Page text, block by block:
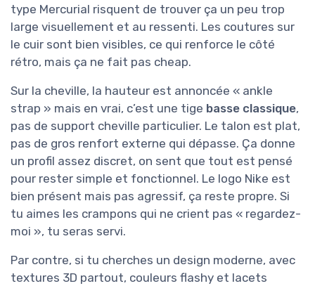
type Mercurial risquent de trouver ça un peu trop
large visuellement et au ressenti. Les coutures sur
le cuir sont bien visibles, ce qui renforce le côté
rétro, mais ça ne fait pas cheap.
Sur la cheville, la hauteur est annoncée « ankle
strap » mais en vrai, c’est une tige basse classique,
pas de support cheville particulier. Le talon est plat,
pas de gros renfort externe qui dépasse. Ça donne
un profil assez discret, on sent que tout est pensé
pour rester simple et fonctionnel. Le logo Nike est
bien présent mais pas agressif, ça reste propre. Si
tu aimes les crampons qui ne crient pas « regardez-
moi », tu seras servi.
Par contre, si tu cherches un design moderne, avec
textures 3D partout, couleurs flashy et lacets